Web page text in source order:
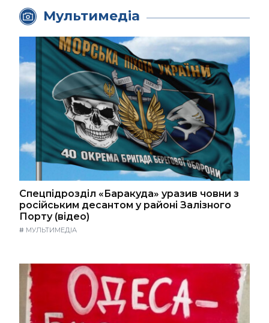
Мультимедіа
Спецпідрозділ «Баракуда» уразив човни з
російським десантом у районі Залізного
Порту (відео)
# МУЛЬТИМЕДІА